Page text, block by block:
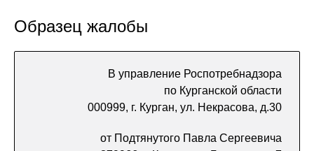
Образец жалобы
В управление Роспотребнадзора
по Курганской области
000999, г. Курган, ул. Некрасова, д.30
от Подтянутого Павла Сергеевича